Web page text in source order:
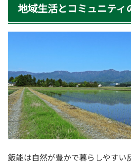
地域生活とコミュニティ
飯能は自然が豊かで暮らしやすい